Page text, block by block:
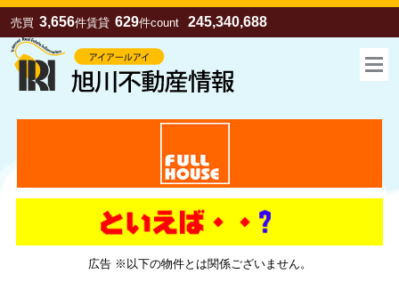
売買 3,656件賃貸 629件count 245,340,688
広告 ※以下の物件とは関係ございません。